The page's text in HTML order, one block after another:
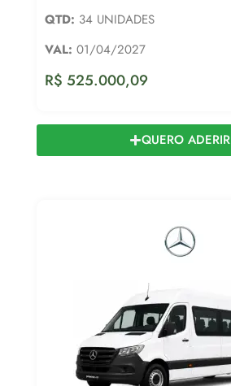
QTD: 34 UNIDADES
VAL: 01/04/2027
R$ 525.000,09
QUERO ADERIR